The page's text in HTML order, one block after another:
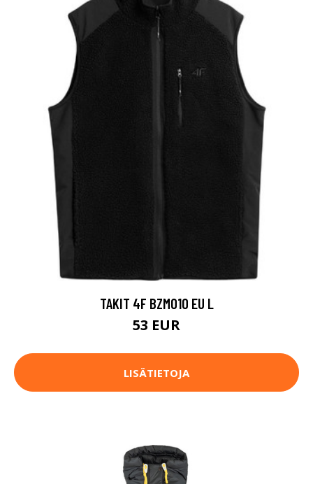
TAKIT 4F BZM010 EU L
53 EUR
LISÄTIETOJA